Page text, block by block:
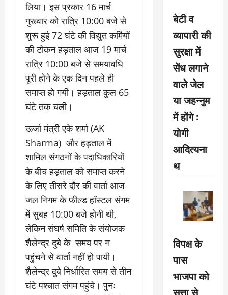
लिया। इस प्रकार 16 मार्च
गुरूवार को रात्रि 10:00 बजे से
शुरू हुई 72 घंटे की विद्युत कर्मियों
की टोकन हड़ताल आज 19 मार्च
रात्रि 10:00 बजे से समयावधि
पूरी होने के एक दिन पहले ही
समाप्त हो गयी। हड़ताल कुल 65
घंटे तक चली।
ऊर्जा मंत्री एके शर्मा (AK
Sharma) और हड़ताल में
शामिल संगठनों के पदाधिकारियों
के बीच हड़ताल को समाप्त करने
के लिए तीसरे दौर की वार्ता आज
जल निगम के फील्ड हॉस्टल संगम
में सुबह 10:00 बजे होनी थी,
लेकिन संघर्ष समिति के संयोजक
शैलेन्द्र दुबे के समय पर न
पहुंचने से वार्ता नहीं हो पायी।
शैलेन्द्र दुबे निर्धारित समय से तीन
घंटे पश्चात संगम पहुंचे। पुनः
बेटी व
व्यापारी की
सुरक्षा में
सेंध लगाने
वाले जेल
या जहन्नुम
में होंगे :
योगी
आदित्यना
थ
विपक्ष के
पास
भाजपा को
सत्ता से